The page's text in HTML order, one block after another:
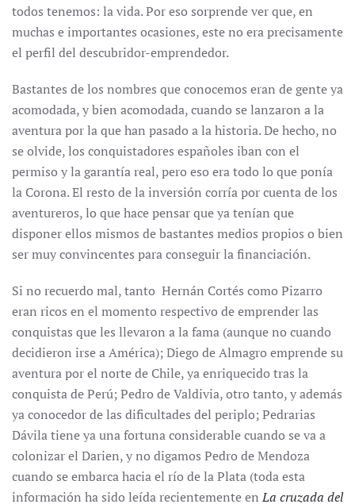
todos tenemos: la vida. Por eso sorprende ver que, en
muchas e importantes ocasiones, este no era precisamente
el perfil del descubridor-emprendedor.
Bastantes de los nombres que conocemos eran de gente ya
acomodada, y bien acomodada, cuando se lanzaron a la
aventura por la que han pasado a la historia. De hecho, no
se olvide, los conquistadores españoles iban con el
permiso y la garantía real, pero eso era todo lo que ponía
la Corona. El resto de la inversión corría por cuenta de los
aventureros, lo que hace pensar que ya tenían que
disponer ellos mismos de bastantes medios propios o bien
ser muy convincentes para conseguir la financiación.
Si no recuerdo mal, tanto Hernán Cortés como Pizarro
eran ricos en el momento respectivo de emprender las
conquistas que les llevaron a la fama (aunque no cuando
decidieron irse a América); Diego de Almagro emprende su
aventura por el norte de Chile, ya enriquecido tras la
conquista de Perú; Pedro de Valdivia, otro tanto, y además
ya conocedor de las dificultades del periplo; Pedrarias
Dávila tiene ya una fortuna considerable cuando se va a
colonizar el Darien, y no digamos Pedro de Mendoza
cuando se embarca hacia el río de la Plata (toda esta
información ha sido leída recientemente enLa cruzada del